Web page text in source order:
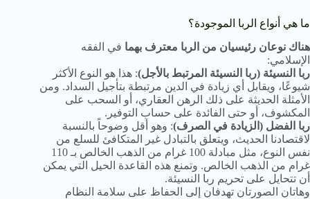
ما هي أنواع الربا الموجودة؟
هناك نوعان رئيسيان من الربا معترف بهما في الفقه
الإسلامي:
ربا النسيئة (ربا النسيئة المرتبط بالأجل): هذا هو النوع الأكثر
شيوعًا، ويقابل أي زيادة في الدين مرتبطة بتأجيل السداد. ومن
الأمثلة الحديثة على ذلك الرهن العقاري، أو السحب على
المكشوف، أو حتى الفائدة على حساب التوفير.
ربا الفضل (الزيادة في الصرف): وهو أقل وضوحاً بالنسبة
لاقتصادنا الحديث، ويتعلق بالتبادل غير المتكافئ للسلع من
نفس النوع، مثل مبادلة 100 غرام من الذهب الخالص بـ 110
غرام من الذهب الخالص. وتمنع هذه القاعدة الحيل التي يمكن
أن تتحايل على تحريم ربا النسيئة.
وهاتان الصورتان تهدفان إلى الحفاظ على سلامة النظام